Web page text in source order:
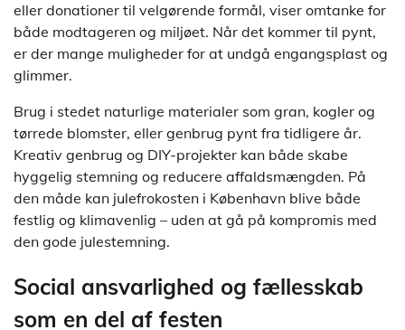
eller donationer til velgørende formål, viser omtanke for
både modtageren og miljøet. Når det kommer til pynt,
er der mange muligheder for at undgå engangsplast og
glimmer.
Brug i stedet naturlige materialer som gran, kogler og
tørrede blomster, eller genbrug pynt fra tidligere år.
Kreativ genbrug og DIY-projekter kan både skabe
hyggelig stemning og reducere affaldsmængden. På
den måde kan julefrokosten i København blive både
festlig og klimavenlig – uden at gå på kompromis med
den gode julestemning.
Social ansvarlighed og fællesskab
som en del af festen